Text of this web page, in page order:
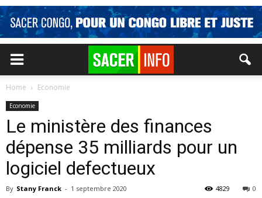
Home Economie
Economie
Le ministère des finances
dépense 35 milliards pour un
logiciel defectueux
By Stany Franck - 1 septembre 2020 0
4829